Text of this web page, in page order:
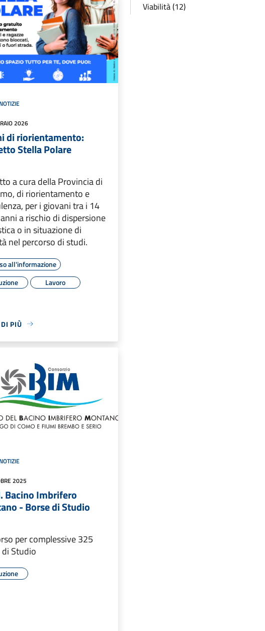
NOTIZIE
2026
di riorientamento:
Stella Polare
a cura della Provincia di
di riorientamento e
per i giovani tra i 14
a rischio di dispersione
o in situazione di
nel percorso di studi.
all'informazione
Lavoro
PIÙ
NOTIZIE
2025
Bacino Imbrifero
- Borse di Studio
per complessive 325
Studio
Viabilità (12)